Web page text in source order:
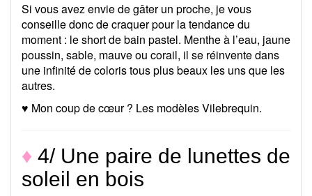
Si vous avez envie de gâter un proche, je vous
conseille donc de craquer pour la tendance du
moment : le short de bain pastel. Menthe à l’eau, jaune
poussin, sable, mauve ou corail, il se réinvente dans
une infinité de coloris tous plus beaux les uns que les
autres.
♥ Mon coup de cœur ? Les modèles Vilebrequin.
♦ 4/ Une paire de lunettes de
soleil en bois